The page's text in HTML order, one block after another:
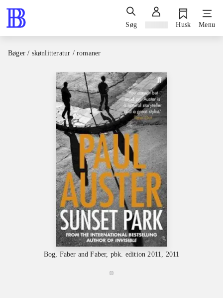
Søg Husk Menu
Bøger / skønlitteratur / romaner
Bog, Faber and Faber, pbk. edition 2011, 2011